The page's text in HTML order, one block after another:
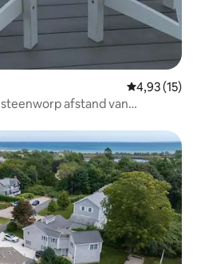
Gemiddelde
4,93 (15)
steenworp afstand van